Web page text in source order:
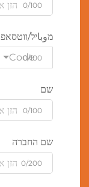
0/100
מوباיל/ווטסאפ
Code
0/100
שם
0/100
שם החברה
0/200